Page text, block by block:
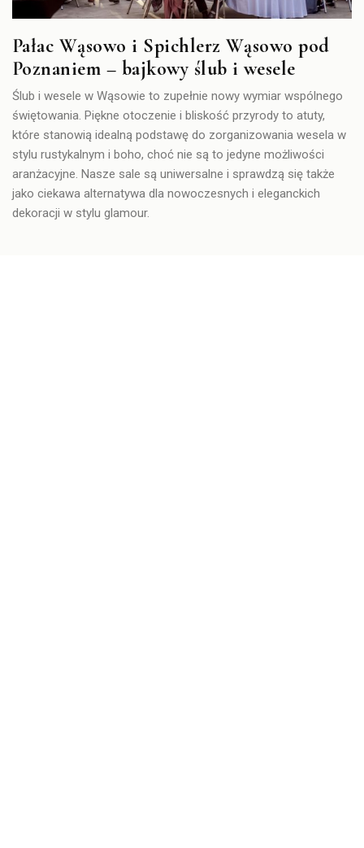
Pałac Wąsowo i Spichlerz Wąsowo pod
Poznaniem – bajkowy ślub i wesele
Ślub i wesele w Wąsowie to zupełnie nowy wymiar wspólnego
świętowania. Piękne otoczenie i bliskość przyrody to atuty,
które stanowią idealną podstawę do zorganizowania wesela w
stylu rustykalnym i boho, choć nie są to jedyne możliwości
aranżacyjne. Nasze sale są uniwersalne i sprawdzą się także
jako ciekawa alternatywa dla nowoczesnych i eleganckich
dekoracji w stylu glamour.